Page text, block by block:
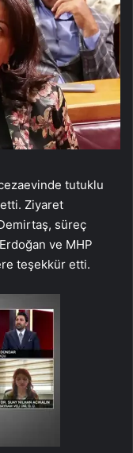
tutuklu
Ziyaret
süreç
ve MHP
teşekkür etti.